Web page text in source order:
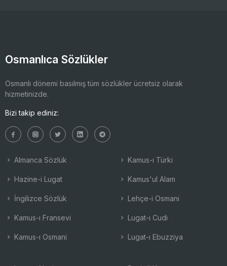
Osmanlıca Sözlükler
Osmanlı dönemi basılmış tüm sözlükler ücretsiz olarak
hizmetinizde.
Bizi takip ediniz:
Almanca Sözlük
Hazine-i Lugat
İngilizce Sözlük
Kamus-ı Fransevi
Kamus-ı Osmani
Kamus-ı Türki
Kamus'ul Alam
Lehçe-i Osmani
Lugat-ı Cudi
Lugat-ı Ebuzziya